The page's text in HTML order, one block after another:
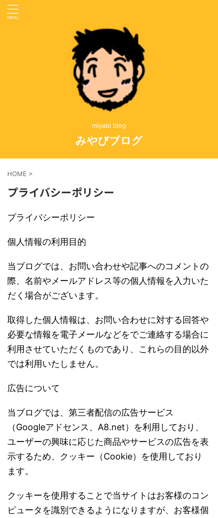
miyabi blog
みやびブログ
HOME >
プライバシーポリシー
プライバシーポリシー
個人情報の利用目的
当ブログでは、お問い合わせや記事へのコメントの
際、名前やメールアドレス等の個人情報を入力いた
だく場合がございます。
取得した個人情報は、お問い合わせに対する回答や
必要な情報を電子メールなどをでご連絡する場合に
利用させていただくものであり、これらの目的以外
では利用いたしません。
広告について
当ブログでは、第三者配信の広告サービス
（Googleアドセンス、 A8.net）を利用しており、
ユーザーの興味に応じた商品やサービスの広告を表
示するため、クッキー（Cookie）を使用しており
ます。
クッキーを使用することで当サイトはお客様のコン
ピュータを識別できるようになりますが、お客様個